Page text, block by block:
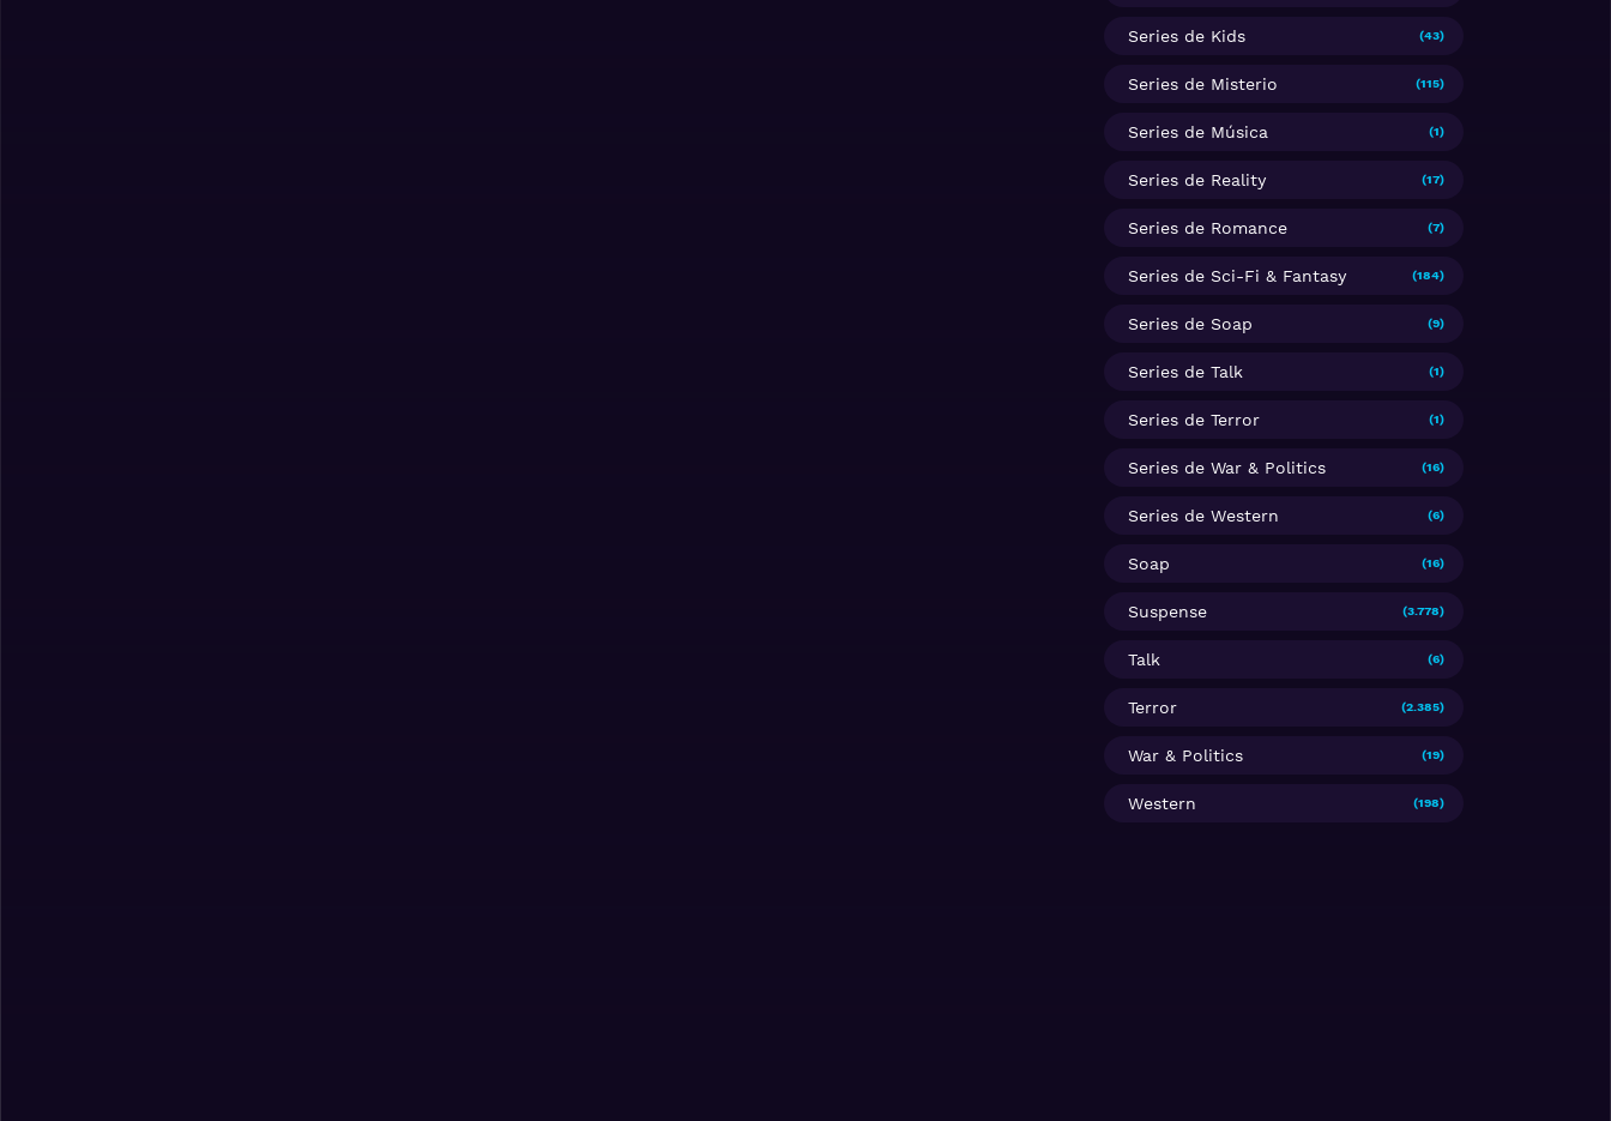
Series de Kids (43)
Series de Misterio (115)
Series de Música (1)
Series de Reality (17)
Series de Romance (7)
Series de Sci-Fi & Fantasy (184)
Series de Soap (9)
Series de Talk (1)
Series de Terror (1)
Series de War & Politics (16)
Series de Western (6)
Soap (16)
Suspense (3.778)
Talk (6)
Terror (2.385)
War & Politics (19)
Western (198)